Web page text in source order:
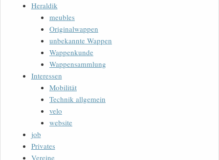
Heraldik
meubles
Originalwappen
unbekannte Wappen
Wappenkunde
Wappensammlung
Interessen
Mobilität
Technik allgemein
velo
website
job
Privates
Vereine